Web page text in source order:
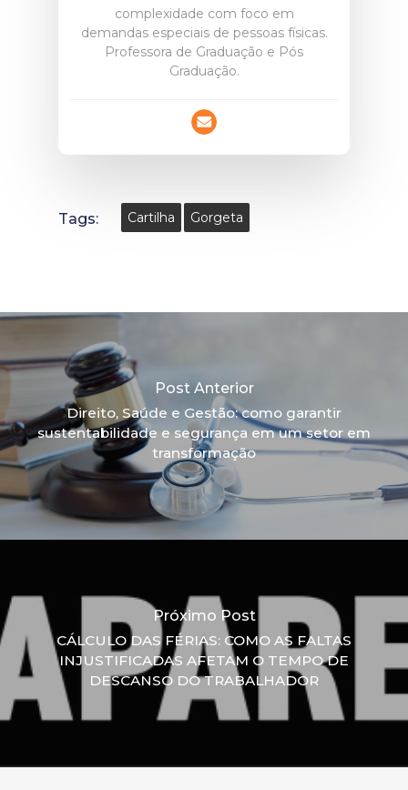
complexidade com foco em
demandas especiais de pessoas físicas.
Professora de Graduação e Pós
Graduação.
Tags: Cartilha Gorgeta
Post Anterior
Direito, Saúde e Gestão: como garantir
sustentabilidade e segurança em um setor em
transformação
Próximo Post
CÁLCULO DAS FÉRIAS: COMO AS FALTAS
INJUSTIFICADAS AFETAM O TEMPO DE
DESCANSO DO TRABALHADOR